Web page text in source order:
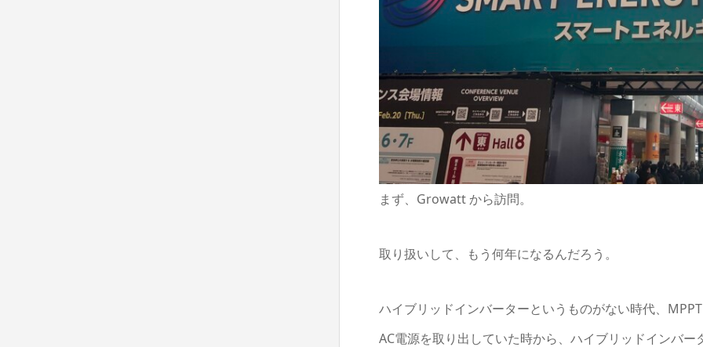
まず、Growatt から訪問。
取り扱いして、もう何年になるんだろう。
ハイブリッドインバーターというものがない時代、
AC電源を取り出していた時から、ハイブリッドインバ